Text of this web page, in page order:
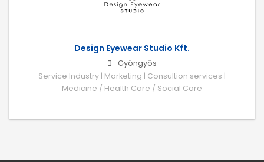
Design Eyewear Studio Kft.
Gyöngyös
Service Industry | Marketing | Consultion services |
Medicine / Health Care / Social Care